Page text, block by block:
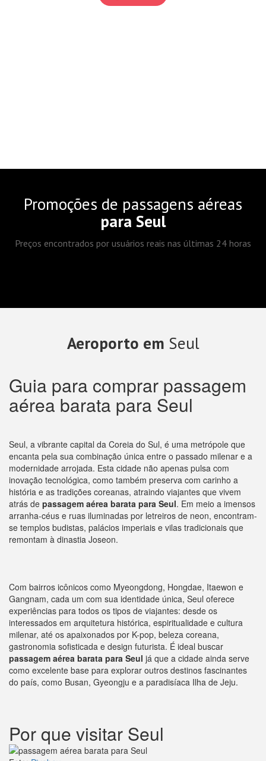
Promoções de passagens aéreas
para Seul
Preços encontrados por usuários reais nas últimas 24 horas
Aeroporto em Seul
Guia para comprar passagem
aérea barata para Seul
Seul, a vibrante capital da Coreia do Sul, é uma metrópole que
encanta pela sua combinação única entre o passado milenar e a
modernidade arrojada. Esta cidade não apenas pulsa com
inovação tecnológica, como também preserva com carinho a
história e as tradições coreanas, atraindo viajantes que vivem
atrás de passagem aérea barata para Seul. Em meio a imensos
arranha-céus e ruas iluminadas por letreiros de neon, encontram-
se templos budistas, palácios imperiais e vilas tradicionais que
remontam à dinastia Joseon.
Com bairros icônicos como Myeongdong, Hongdae, Itaewon e
Gangnam, cada um com sua identidade única, Seul oferece
experiências para todos os tipos de viajantes: desde os
interessados em arquitetura histórica, espiritualidade e cultura
milenar, até os apaixonados por K-pop, beleza coreana,
gastronomia sofisticada e design futurista. É ideal buscar
passagem aérea barata para Seul já que a cidade ainda serve
como excelente base para explorar outros destinos fascinantes
do país, como Busan, Gyeongju e a paradisíaca Ilha de Jeju.
Por que visitar Seul